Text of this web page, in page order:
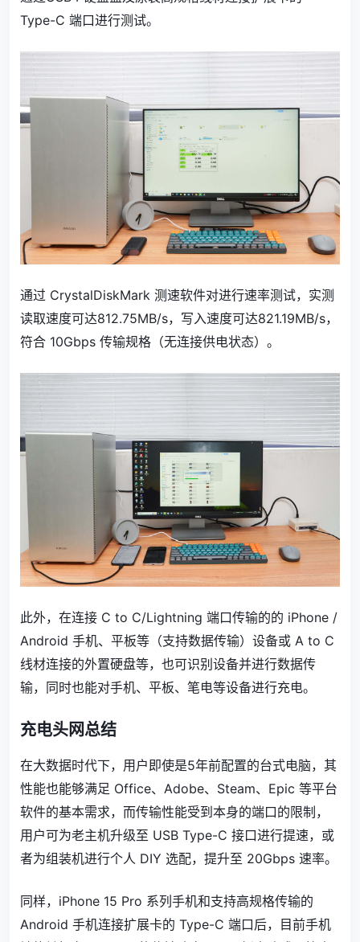
Type-C 端口进行测试。
通过 CrystalDiskMark 测速软件对进行速率测试，实测
读取速度可达812.75MB/s，写入速度可达821.19MB/s，
符合 10Gbps 传输规格（无连接供电状态）。
此外，在连接 C to C/Lightning 端口传输的的 iPhone /
Android 手机、平板等（支持数据传输）设备或 A to C
线材连接的外置硬盘等，也可识别设备并进行数据传
输，同时也能对手机、平板、笔电等设备进行充电。
充电头网总结
在大数据时代下，用户即使是5年前配置的台式电脑，其
性能也能够满足 Office、Adobe、Steam、Epic 等平台
软件的基本需求，而传输性能受到本身的端口的限制，
用户可为老主机升级至 USB Type-C 接口进行提速，或
者为组装机进行个人 DIY 选配，提升至 20Gbps 速率。
同样，iPhone 15 Pro 系列手机和支持高规格传输的
Android 手机连接扩展卡的 Type-C 端口后，目前手机